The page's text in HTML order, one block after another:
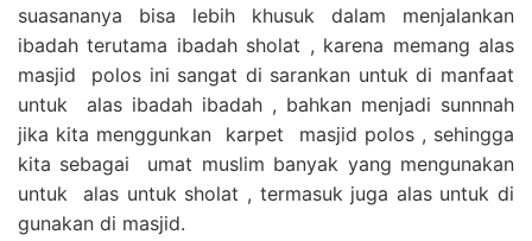
suasananya bisa lebih khusuk dalam menjalankan
ibadah terutama ibadah sholat , karena memang alas
masjid polos ini sangat di sarankan untuk di manfaat
untuk alas ibadah ibadah , bahkan menjadi sunnnah
jika kita menggunkan karpet masjid polos , sehingga
kita sebagai umat muslim banyak yang mengunakan
untuk alas untuk sholat , termasuk juga alas untuk di
gunakan di masjid.